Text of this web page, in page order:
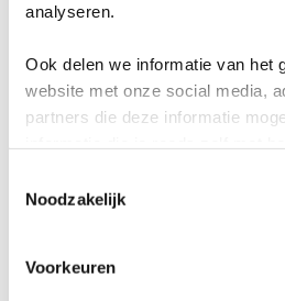
analyseren.
Ook delen we informatie van het
website met onze social media,
partners die deze informatie
Noodzakelijk
Voorkeuren
Onderzoek: